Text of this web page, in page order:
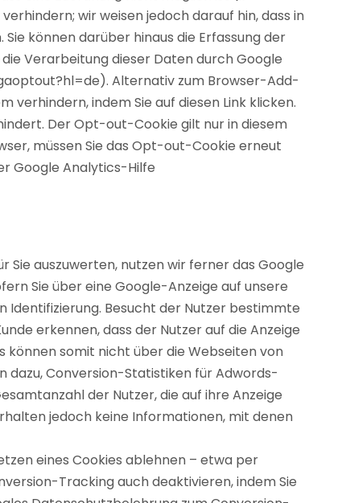
wir weisen jedoch darauf hin, dass in
können darüber hinaus die Erfassung der
Verarbeitung dieser Daten durch Google
Alternativ zum Browser-Add-
verhindern, indem Sie auf diesen Link klicken.
Der Opt-out-Cookie gilt nur in diesem
müssen Sie das Opt-out-Cookie erneut
Google Analytics-Hilfe
Sie auszuwerten, nutzen wir ferner das Google
Sie über eine Google-Anzeige auf unsere
Identifizierung. Besucht der Nutzer bestimmte
erkennen, dass der Nutzer auf die Anzeige
können somit nicht über die Webseiten von
Conversion-Statistiken für Adwords-
der Nutzer, die auf ihre Anzeige
jedoch keine Informationen, mit denen
eines Cookies ablehnen – etwa per
Tracking auch deaktivieren, indem Sie